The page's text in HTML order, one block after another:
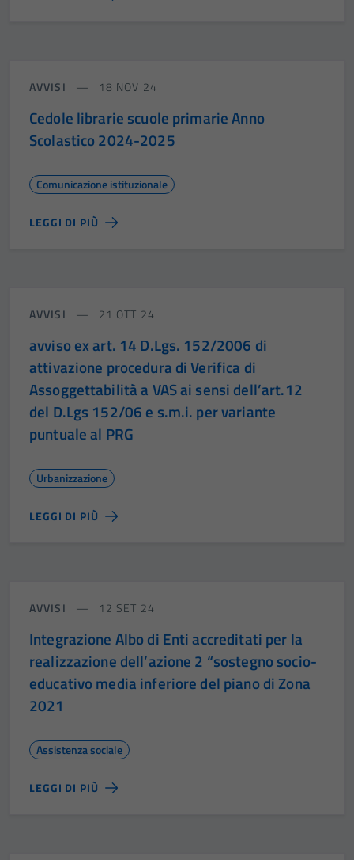
AVVISI 18 NOV 24
Cedole librarie scuole primarie Anno
Scolastico 2024-2025
Comunicazione istituzionale
LEGGI DI PIÙ
AVVISI 21 OTT 24
avviso ex art. 14 D.Lgs. 152/2006 di
attivazione procedura di Verifica di
Assoggettabilità a VAS ai sensi dell’art.12
del D.Lgs 152/06 e s.m.i. per variante
puntuale al PRG
Urbanizzazione
LEGGI DI PIÙ
AVVISI 12 SET 24
Integrazione Albo di Enti accreditati per la
realizzazione dell’azione 2 “sostegno socio-
educativo media inferiore del piano di Zona
2021
Assistenza sociale
LEGGI DI PIÙ